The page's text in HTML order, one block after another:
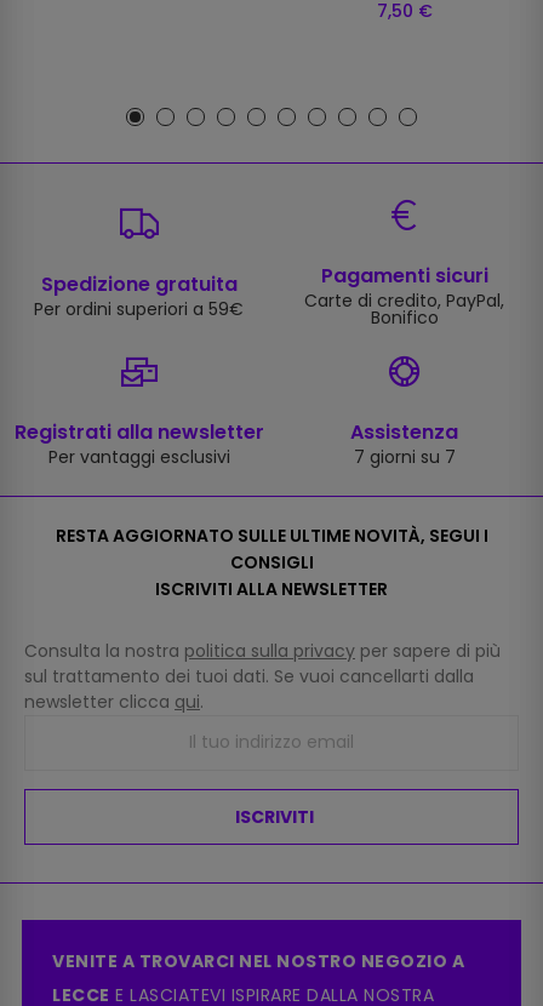
7,50 €
Spedizione gratuita
Per ordini superiori a 59€
Pagamenti sicuri
Carte di credito, PayPal,
Bonifico
Registrati alla newsletter
Per vantaggi esclusivi
Assistenza
7 giorni su 7
RESTA AGGIORNATO SULLE ULTIME NOVITÀ, SEGUI I
CONSIGLI
ISCRIVITI ALLA NEWSLETTER
Consulta la nostra politica sulla privacy per sapere di più
sul trattamento dei tuoi dati. Se vuoi cancellarti dalla
newsletter clicca qui.
ISCRIVITI
VENITE A TROVARCI NEL NOSTRO NEGOZIO A
LECCE E LASCIATEVI ISPIRARE DALLA NOSTRA